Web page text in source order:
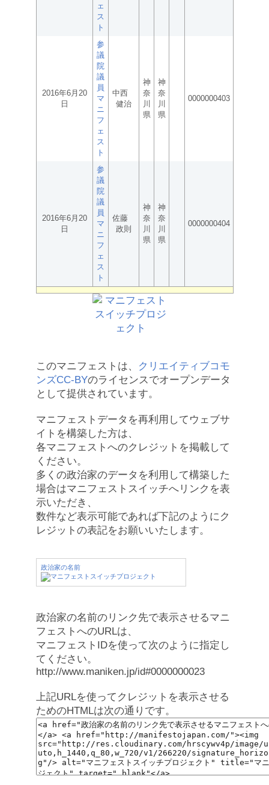
ェ
ス
ト
2016年6月20
日
参
議
院
議
員
マ
ニ
フ
ェ
ス
ト
中西
健治
神
奈
川
県
神
奈
川
県
0000000403
2016年6月20
日
参
議
院
議
員
マ
ニ
フ
ェ
ス
ト
佐藤
政則
神
奈
川
県
神
奈
川
県
0000000404
このマニフェストは、
クリエイティブコモ
ンズCC-BYのライセンスでオープンデータ
として提供されています。
マニフェストデータを再利用してウェブサ
イトを構築した方は、
各マニフェストへのクレジットを掲載して
ください。
多くの政治家のデータを利用して構築した
場合はマニフェストスイッチへリンクを表
示いただき、
数件など表示可能であれば下記のようにク
レジットの表記をお願いいたします。
政治家の名前
政治家の名前のリンク先で表示させるマニ
フェストへのURLは、
マニフェストIDを使って次のように指定し
てください。
http://www.maniken.jp/id#0000000023
上記URLを使ってクレジットを表示させる
ためのHTMLは次の通りです。